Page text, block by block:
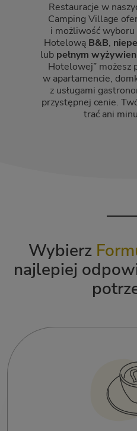
Restauracje w
Camping Village
i możliwość wyboru
Hotelową B&B,
lub pełnym
Hotelowej” możesz
w apartamencie,
z usługami
przystępnej cenie.
trać ani
Wybierz
najlepiej